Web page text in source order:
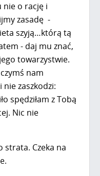
nie o rację i
zasadę -
szyją…którą tą
- daj mu znać,
towarzystwie.
nam
zaszkodzi:
spędziłam z Tobą
Nic nie
strata. Czeka na